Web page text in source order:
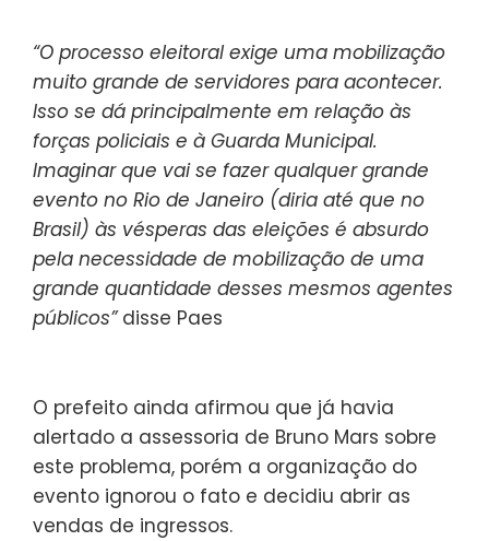
“O processo eleitoral exige uma mobilização
muito grande de servidores para acontecer.
Isso se dá principalmente em relação às
forças policiais e à Guarda Municipal.
Imaginar que vai se fazer qualquer grande
evento no Rio de Janeiro (diria até que no
Brasil) às vésperas das eleições é absurdo
pela necessidade de mobilização de uma
grande quantidade desses mesmos agentes
públicos”disse Paes
O prefeito ainda afirmou que já havia
alertado a assessoria de Bruno Mars sobre
este problema, porém a organização do
evento ignorou o fato e decidiu abrir as
vendas de ingressos.